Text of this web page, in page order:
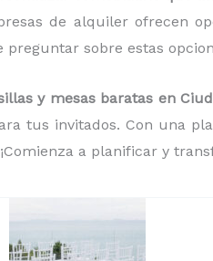
de alquiler ofrecen
preguntar sobre estas
y mesas baratas en
tus invitados. Con una
a planificar y